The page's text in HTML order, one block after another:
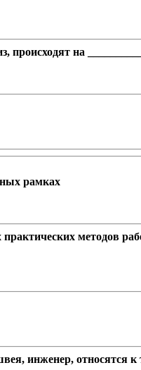
на
рамках
методов
инженер, относятся к